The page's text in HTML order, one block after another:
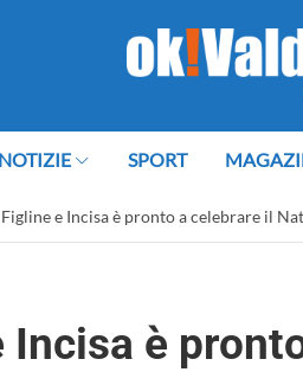
NOTIZIE SPORT
e Incisa è pronto a celebrare il
Incisa è